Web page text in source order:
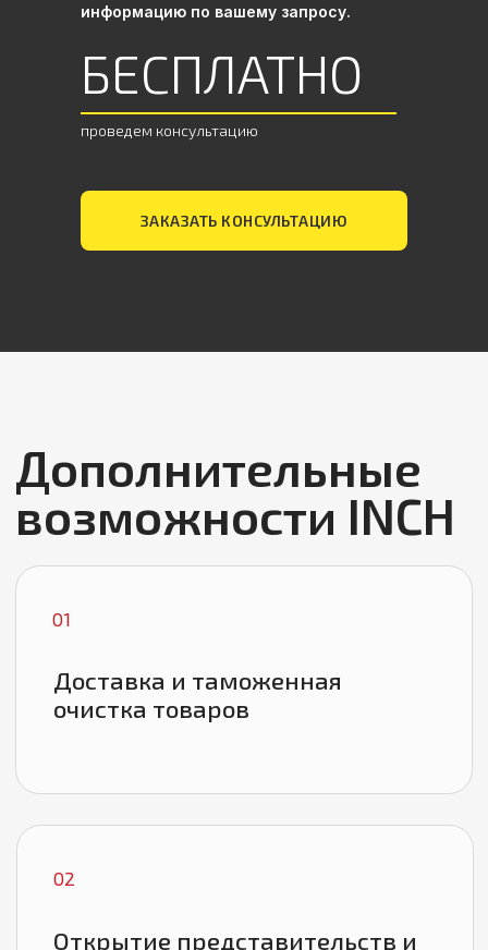
ЗАКАЗАТЬ КОНСУЛЬТАЦИЮ
информацию по вашему запросу.
проведем консультацию
БЕСПЛАТНО
Переводчик и сопровождение
переговоров